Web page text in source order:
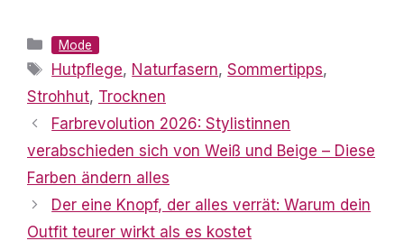
Kategorien
Mode
Schlagwörter
Hutpflege, Naturfasern,Sommertipps,
Strohhut, Trocknen
Farbrevolution 2026: Stylistinnen
verabschieden sich von Weiß und Beige – Diese
Farben ändern alles
Der eine Knopf, der alles verrät: Warum dein
Outfit teurer wirkt als es kostet